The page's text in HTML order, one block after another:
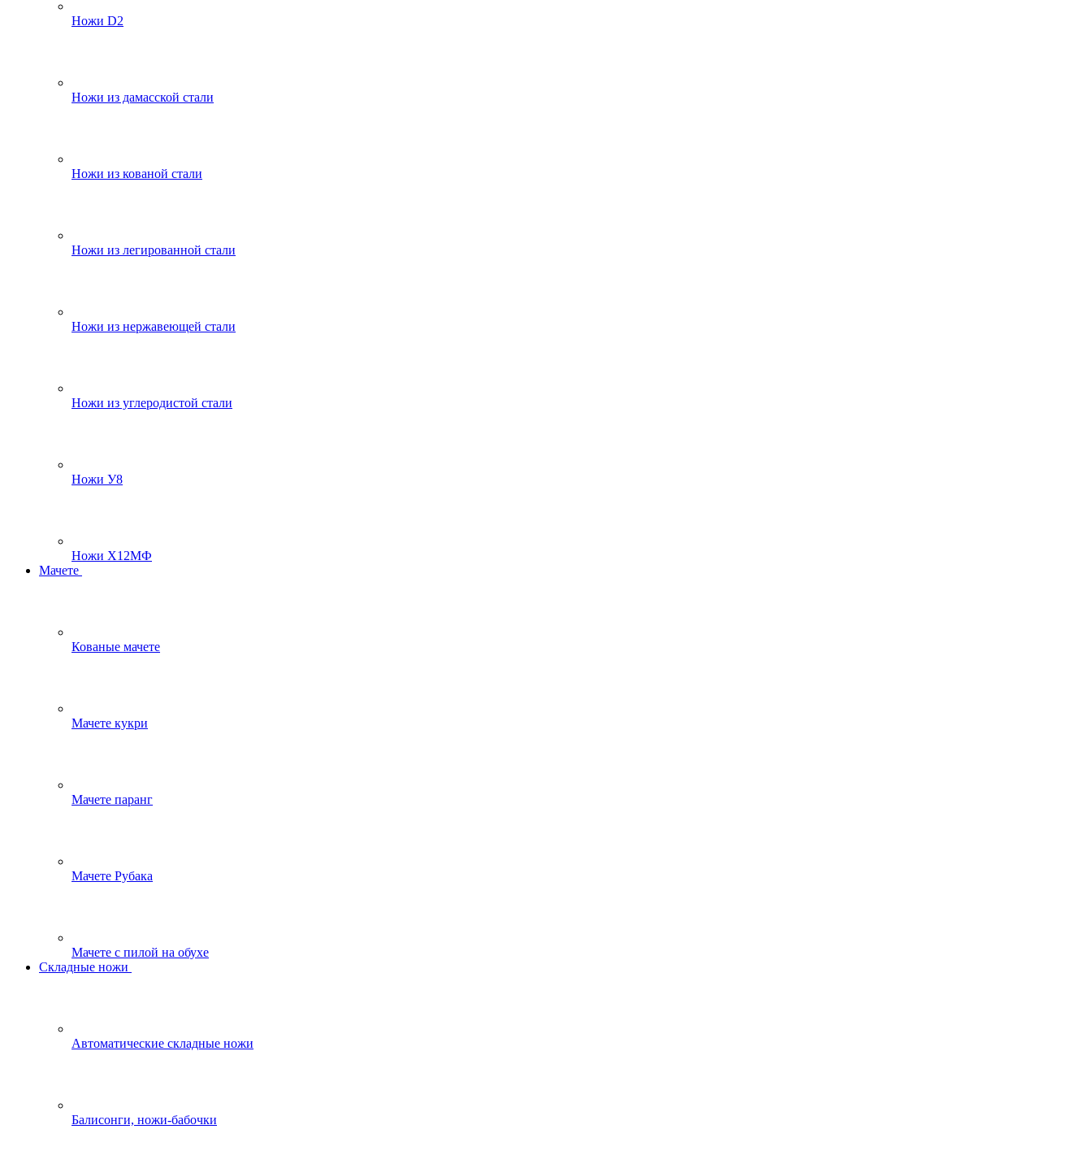
Ножи D2
Ножи из дамасской стали
Ножи из кованой стали
Ножи из легированной стали
Ножи из нержавеющей стали
Ножи из углеродистой стали
Ножи У8
Ножи Х12МФ
Мачете
Кованые мачете
Мачете кукри
Мачете паранг
Мачете Рубака
Мачете с пилой на обухе
Складные ножи
Автоматические складные ножи
Балисонги, ножи-бабочки